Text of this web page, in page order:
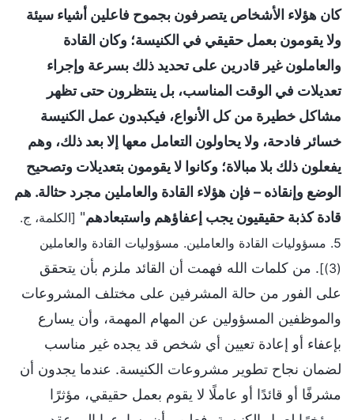
كان هؤلاء الأشخاص يتصرفون بجموح فاعلين أشياء سيئة
ولا يقومون بعمل حقيقي في الكنيسة؛ وكان القادة
والعاملون غير قادرين على تحديد ذلك بسرعة وإجراء
تعديلات في الوقت المناسب، بل ينتظرون حتى تظهر
مشاكل خطيرة من كل الأنواع، فيكبدون عمل الكنيسة
خسائر فادحة، ولا يحاولون التعامل معها إلا بعد ذلك، وهم
يفعلون ذلك بلا مبالاة؛ وكانوا لا يقومون بتعديلات وتصحيح
الوضع وإنقاذه – فإن هؤلاء القادة والعاملين مجرد حثالة. هم
قادة كذبة حقيقيون يجب إعفاؤهم واستبعادهم" [الكلمة، ج.
5. مسؤوليات القادة والعاملين. مسؤوليات القادة والعاملين
(3)]
. من كلمات الله فهمت أن القائد ملزم بأن يتحقق
على الفور من حالة المشرفين على مختلف المشروعات
والموظفين المسؤولين عن المهام المهمة، وأن يسارع
بإعفاء أو إعادة تعيين أي شخص قد يجده غير مناسب
لضمان نجاح تطوير مشروعات الكنيسة. عندما يجدون أن
مشرفًا أو قائدًا أو عاملًا لا يقوم بعمل حقيقي، مؤثرًا